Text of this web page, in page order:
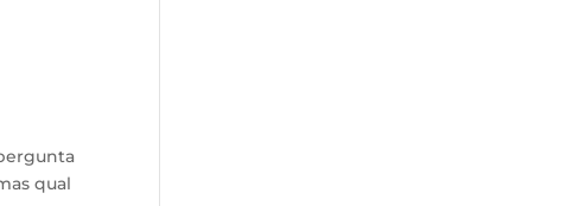
qual